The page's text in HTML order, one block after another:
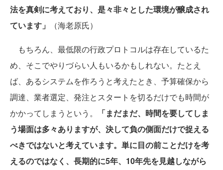
法を真剣に考えており、是々非々とした環境が醸成され
ています」
（海老原氏）
もちろん、最低限の行政プロトコルは存在しているた
め、そこでやりづらい人もいるかもしれない。たとえ
ば、あるシステムを作ろうと考えたとき、予算確保から
調達、業者選定、発注とスタートを切るだけでも時間が
かかってしまうという。
「まだまだ、時間を要してしま
う場面は多々ありますが、決して負の側面だけで捉える
べきではないと考えています。単に目の前ことだけを考
えるのではなく、長期的に5年、10年先を見越しながら